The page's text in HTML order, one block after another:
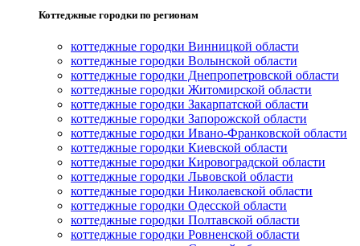
Коттеджные городки по регионам
коттеджные городки Винницкой области
коттеджные городки Волынской области
коттеджные городки Днепропетровской области
коттеджные городки Житомирской области
коттеджные городки Закарпатской области
коттеджные городки Запорожской области
коттеджные городки Ивано-Франковской области
коттеджные городки Киевской области
коттеджные городки Кировоградской области
коттеджные городки Львовской области
коттеджные городки Николаевской области
коттеджные городки Одесской области
коттеджные городки Полтавской области
коттеджные городки Ровненской области